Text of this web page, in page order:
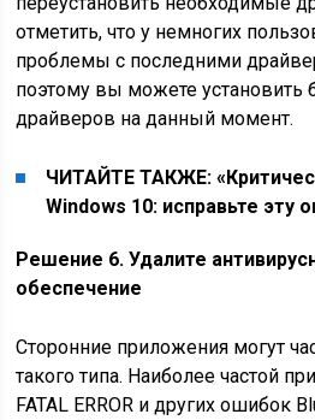
отметить, что у немногих
проблемы с последними
поэтому вы можете установить
драйверов на данный момент.
ЧИТАЙТЕ ТАКЖЕ:
Windows 10: исправьте эту
Решение 6. Удалите
обеспечение
Сторонние приложения могут
такого типа. Наиболее частой
FATAL ERROR и других ошибок